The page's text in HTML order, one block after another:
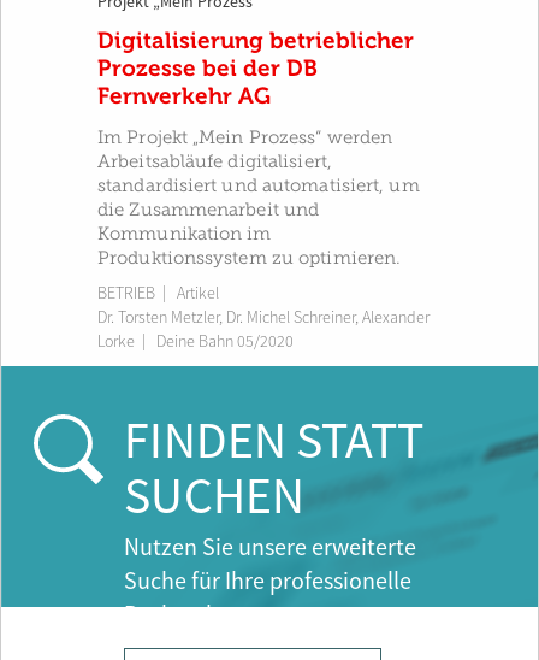
Digitalisierung betrieblicher
Prozesse bei der DB
Fernverkehr AG
Im Projekt „Mein Prozess“ werden
Arbeitsabläufe digitalisiert,
standardisiert und automatisiert, um
die Zusammenarbeit und
Kommunikation im
Produktionssystem zu optimieren.
BETRIEB | Artikel
Dr. Torsten Metzler, Dr. Michel Schreiner,Alexander
Lorke
Deine Bahn 05/2020
FINDEN STATT
SUCHEN
Nutzen Sie unsere erweiterte
Suche für Ihre professionelle
Recherche.